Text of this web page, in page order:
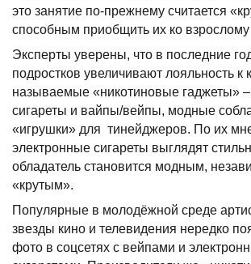
это занятие по-прежнему считается
способным приобщить их ко взрослому
Эксперты уверены, что в последние
подростков увеличивают лояльность к
называемые «никотиновые гаджеты»
сигареты и вайпы/вейпы, модные
«игрушки» для тинейджеров. По их
электронные сигареты выглядят
обладатель становится модным,
«крутым».
Популярные в молодёжной среде
звезды кино и телевидения нередко
фото в соцсетях с вейпами и